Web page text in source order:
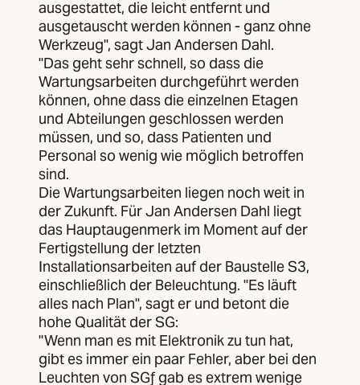
ausgestattet, die leicht entfernt und
ausgetauscht werden können - ganz ohne
Werkzeug", sagt Jan Andersen Dahl.
"Das geht sehr schnell, so dass die
Wartungsarbeiten durchgeführt werden
können, ohne dass die einzelnen Etagen
und Abteilungen geschlossen werden
müssen, und so, dass Patienten und
Personal so wenig wie möglich betroffen
sind.
Die Wartungsarbeiten liegen noch weit in
der Zukunft. Für Jan Andersen Dahl liegt
das Hauptaugenmerk im Moment auf der
Fertigstellung der letzten
Installationsarbeiten auf der Baustelle S3,
einschließlich der Beleuchtung. "Es läuft
alles nach Plan", sagt er und betont die
hohe Qualität der SG:
"Wenn man es mit Elektronik zu tun hat,
gibt es immer ein paar Fehler, aber bei den
Leuchten von SGƒ gab es extrem wenige